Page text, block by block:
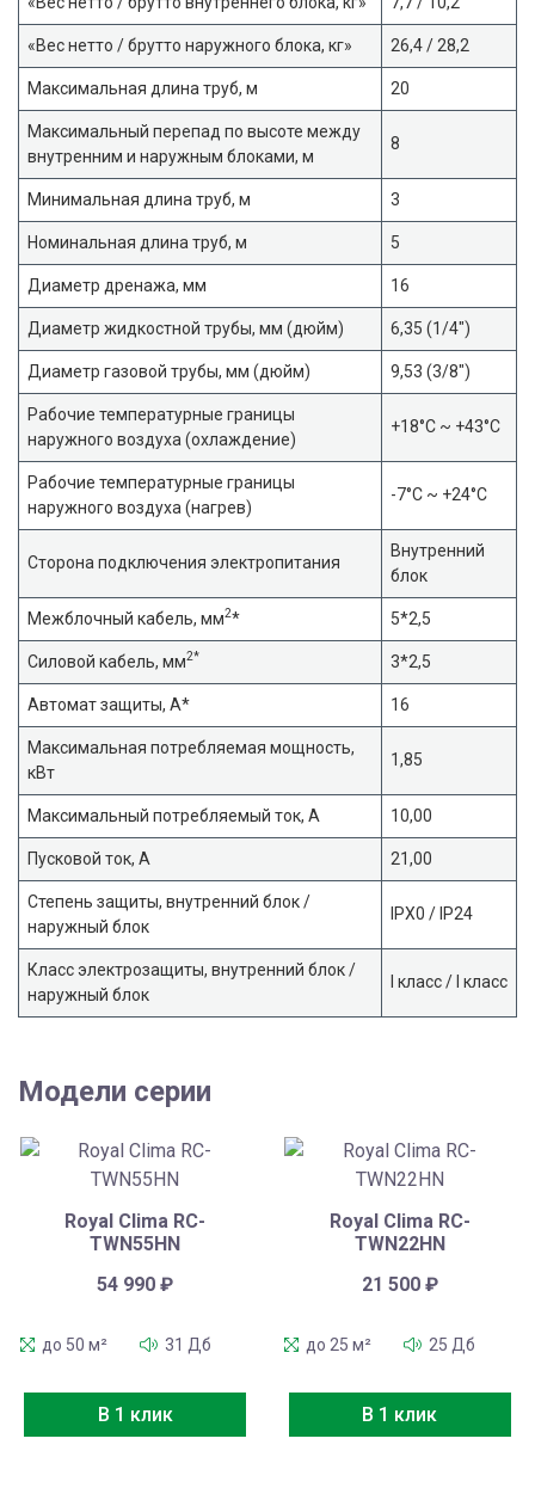
«Вес нетто / брутто наружного блока, кг» 26,4 / 28,2
Максимальная длина труб, м 20
Максимальный перепад по высоте между
внутренним и наружным блоками, м
8
Минимальная длина труб, м 3
Номинальная длина труб, м 5
Диаметр дренажа, мм 16
Диаметр жидкостной трубы, мм (дюйм) 6,35 (1/4″)
Диаметр газовой трубы, мм (дюйм) 9,53 (3/8″)
Рабочие температурные границы
наружного воздуха (охлаждение)
+18°С ~ +43°С
Рабочие температурные границы
наружного воздуха (нагрев)
-7°С ~ +24°С
Сторона подключения электропитания
Внутренний
блок
Межблочный кабель, мм2* 5*2,5
Силовой кабель, мм2* 3*2,5
Автомат защиты, А* 16
Максимальная потребляемая мощность,
кВт
1,85
Максимальный потребляемый ток, А 10,00
Пусковой ток, А 21,00
Степень защиты, внутренний блок /
наружный блок
IPX0 / IP24
Класс электрозащиты, внутренний блок /
наружный блок
I класс / I класс
Модели серии
Royal Clima RC-
TWN55HN
54 990₽
до 50 м² 31 Дб
В 1 клик
Royal Clima RC-
TWN22HN
21 500 ₽
до 25 м² 25 Дб
В 1 клик